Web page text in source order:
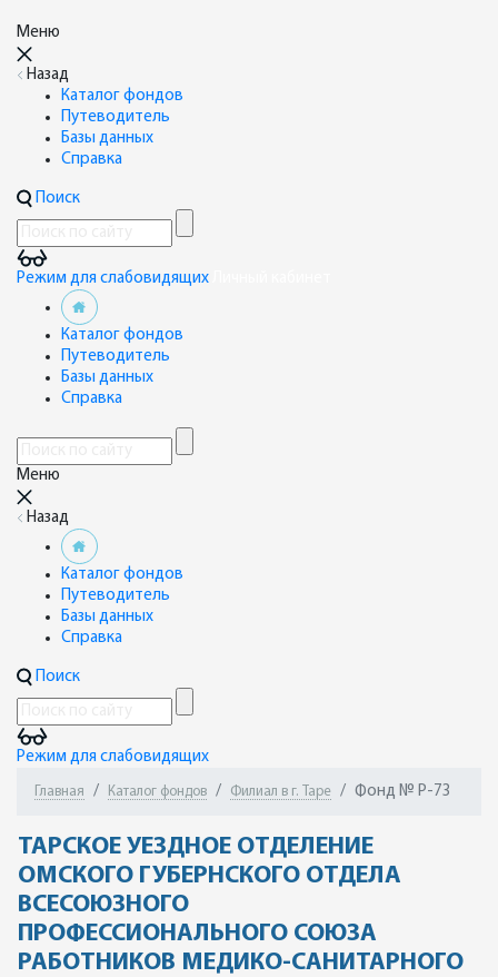
Меню
Назад
Каталог фондов
Путеводитель
Базы данных
Справка
Поиск
Режим для слабовидящих
Каталог фондов
Путеводитель
Базы данных
Справка
Меню
Назад
Каталог фондов
Путеводитель
Базы данных
Справка
Поиск
Режим для слабовидящих
Главная Каталог фондов Филиал в г. Таре Фонд № Р-73
ТАРСКОЕ УЕЗДНОЕ ОТДЕЛЕНИЕ
ОМСКОГО ГУБЕРНСКОГО ОТДЕЛА
ВСЕСОЮЗНОГО
ПРОФЕССИОНАЛЬНОГО СОЮЗА
РАБОТНИКОВ МЕДИКО-САНИТАРНОГО